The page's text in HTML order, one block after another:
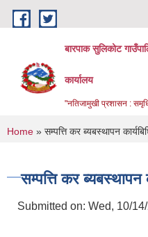
Skip to main content
बारपाक सुलिकोट
कार्यालय
"नतिजामुखी प्रशासन :
You are here
Home » सम्पत्ति कर ब्यबस्थापन
सम्पत्ति कर ब्यबस्थापन
Submitted on: Wed, 10/